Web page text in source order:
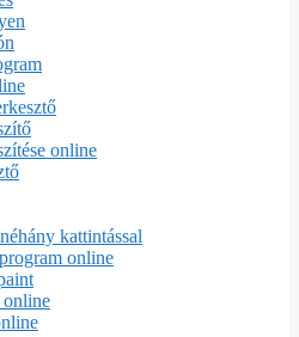
online
kattintással
online
online